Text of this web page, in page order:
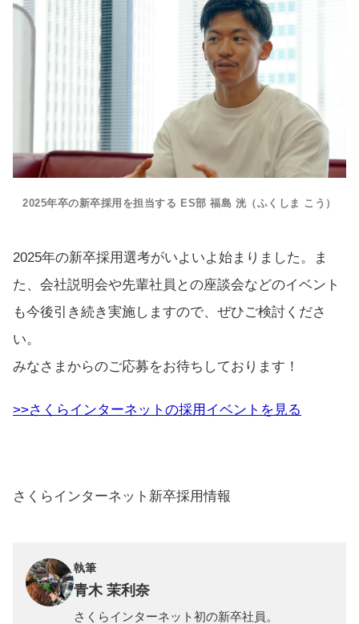
2025年卒の新卒採用を担当する ES部 福島 洸（ふくしま こう）
2025年の新卒採用選考がいよいよ始まりました。ま
た、会社説明会や先輩社員との座談会などのイベント
も今後引き続き実施しますので、ぜひご検討くださ
い。
みなさまからのご応募をお待ちしております！
>>さくらインターネットの採用イベントを見る
さくらインターネット新卒採用情報
執筆
青木 茉利奈
さくらインターネット初の新卒社員。